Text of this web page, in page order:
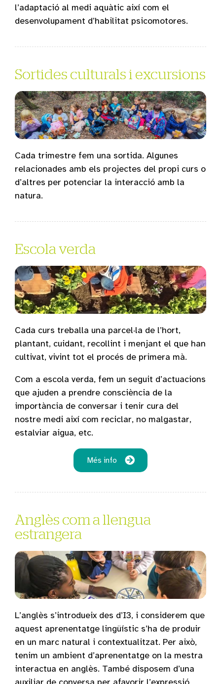
l’adaptació al medi aquàtic així com el
desenvolupament d’habilitat psicomotores.
Sortides culturals i excursions
Cada trimestre fem una sortida. Algunes
relacionades amb els projectes del propi curs o
d’altres per potenciar la interacció amb la
natura.
Escola verda
Cada curs treballa una parcel·la de l’hort,
plantant, cuidant, recollint i menjant el que han
cultivat, vivint tot el procés de primera mà.
Com a escola verda, fem un seguit d’actuacions
que ajuden a prendre consciència de la
importància de conversar i tenir cura del
nostre medi així com reciclar, no malgastar,
estalviar aigua, etc.
Més info
Anglès com a llengua
estrangera
L’anglès s’introdueix des d’I3, i considerem que
aquest aprenentatge lingüístic s’ha de produir
en un marc natural i contextualitzat. Per això,
tenim un ambient d’aprenentatge on la mestra
interactua en anglès. També disposem d’una
auxiliar de conversa per afavorir l’expressió